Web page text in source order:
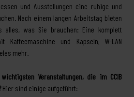
und Ausstellungen eine ruhige und
Nach einem langen Arbeitstag bieten
alles, was Sie brauchen: Eine komplett
Kaffeemaschine und Kapseln, W-LAN
mehr.
wichtigsten Veranstaltungen, die im CCIB
Hier sind einige aufgeführt: